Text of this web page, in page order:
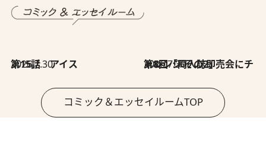
2026.7.30
第15話 アイス 2026.7.30
第8回「同人誌即売会にチャレンジ その2」
コミック＆エッセイルームTOP